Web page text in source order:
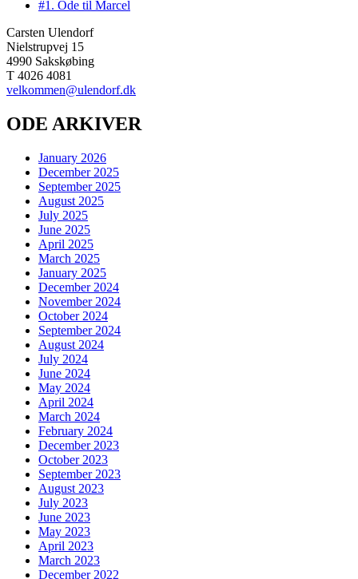
#1. Ode til Marcel
Carsten Ulendorf
Nielstrupvej 15
4990 Sakskøbing
T 4026 4081
velkommen@ulendorf.dk
ODE ARKIVER
January 2026
December 2025
September 2025
August 2025
July 2025
June 2025
April 2025
March 2025
January 2025
December 2024
November 2024
October 2024
September 2024
August 2024
July 2024
June 2024
May 2024
April 2024
March 2024
February 2024
December 2023
October 2023
September 2023
August 2023
July 2023
June 2023
May 2023
April 2023
March 2023
December 2022